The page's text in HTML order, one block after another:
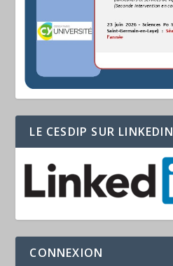
LE CESDIP SUR LINKEDIN
CONNEXION